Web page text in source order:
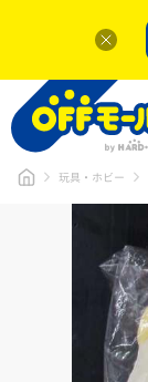
玩具・ホビー